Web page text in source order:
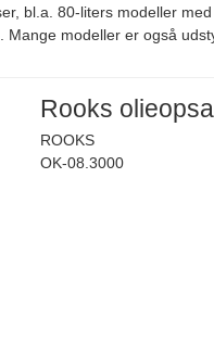
bl.a. 80-liters modeller
modeller er også
Rooks
ROOKS
OK-08.3000